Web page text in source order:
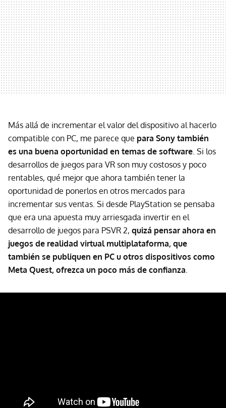
Más allá de incrementar el valor del dispositivo al hacerlo
compatible con PC, me parece que para Sony también
es una buena oportunidad en temas de software. Si los
desarrollos de juegos para VR son muy costosos y poco
rentables, qué mejor que ahora también tener la
oportunidad de ponerlos en otros mercados para
incrementar sus ventas. Si desde PlayStation se pensaba
que era una apuesta muy arriesgada invertir en el
desarrollo de juegos para PSVR 2, quizá pensar ahora en
juegos de realidad virtual multiplataforma, que
también se publiquen en PC u otros dispositivos como
Meta Quest, ofrezca un poco más de confianza.